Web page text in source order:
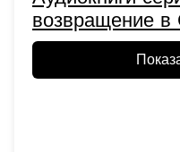
возвращение